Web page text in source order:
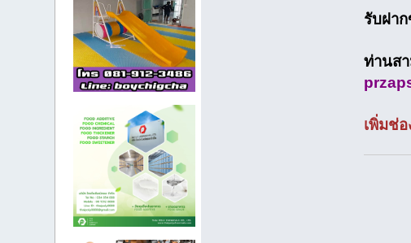
รับฝา
ท่านส
เพิ่มช่